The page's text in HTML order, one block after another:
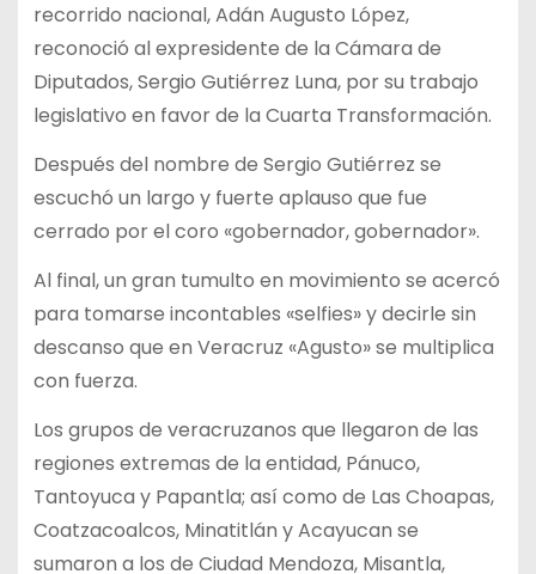
recorrido nacional, Adán Augusto López,
reconoció al expresidente de la Cámara de
Diputados, Sergio Gutiérrez Luna, por su trabajo
legislativo en favor de la Cuarta Transformación.
Después del nombre de Sergio Gutiérrez se
escuchó un largo y fuerte aplauso que fue
cerrado por el coro «gobernador, gobernador».
Al final, un gran tumulto en movimiento se acercó
para tomarse incontables «selfies» y decirle sin
descanso que en Veracruz «Agusto» se multiplica
con fuerza.
Los grupos de veracruzanos que llegaron de las
regiones extremas de la entidad, Pánuco,
Tantoyuca y Papantla; así como de Las Choapas,
Coatzacoalcos, Minatitlán y Acayucan se
sumaron a los de Ciudad Mendoza, Misantla,